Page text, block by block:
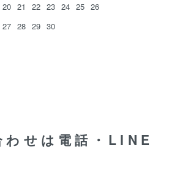
20 21 22 23 24 25 26
27 28 29 30
わせは電話・LINE